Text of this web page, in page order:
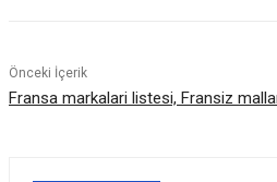
Önceki İçerik
Fransa markalari listesi, Fransiz